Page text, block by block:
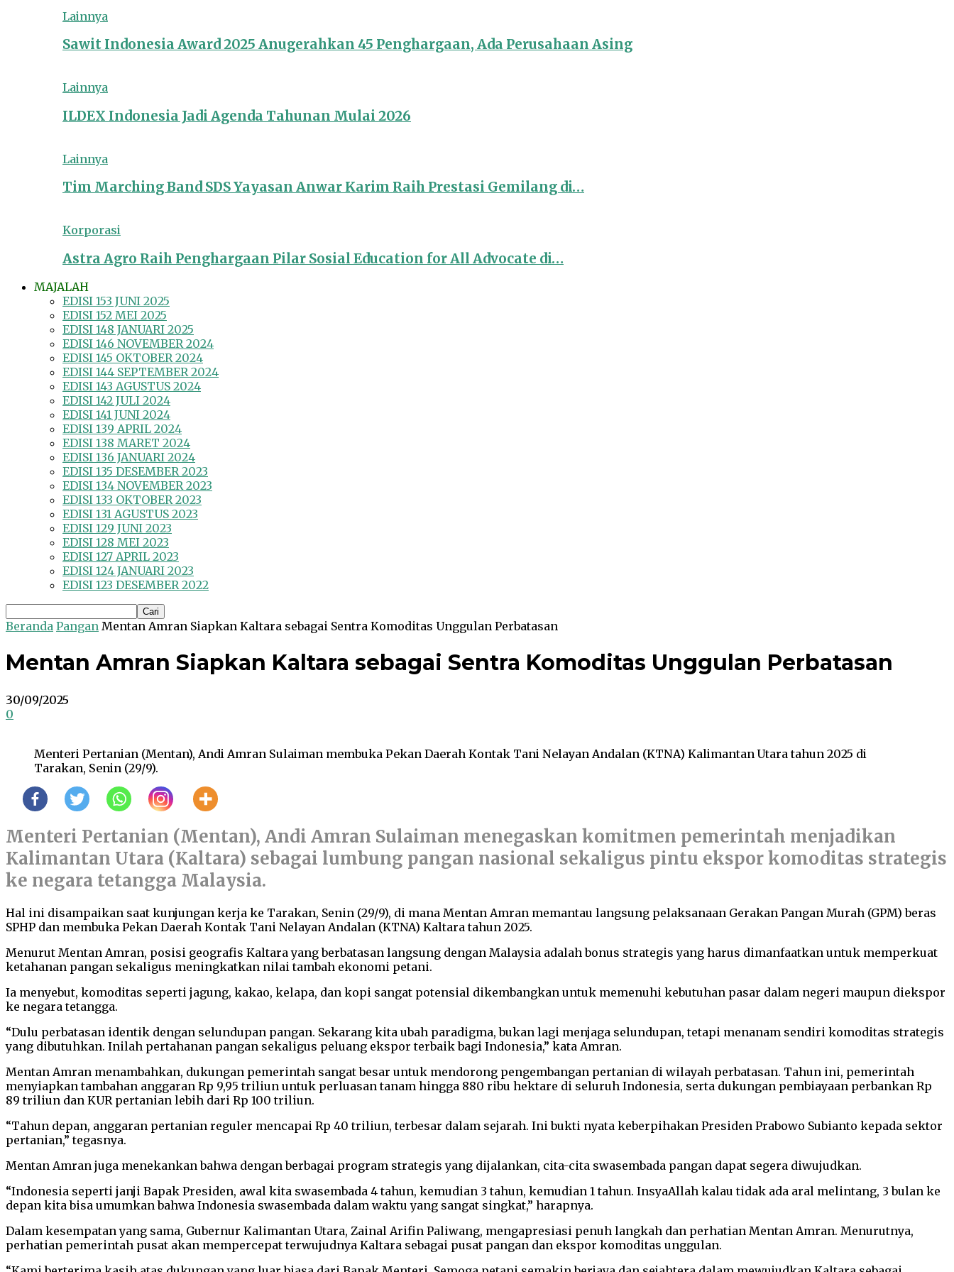
Lainnya
Sawit Indonesia Award 2025 Anugerahkan 45 Penghargaan, Ada Perusahaan Asing
Lainnya
ILDEX Indonesia Jadi Agenda Tahunan Mulai 2026
Lainnya
Tim Marching Band SDS Yayasan Anwar Karim Raih Prestasi Gemilang di…
Korporasi
Astra Agro Raih Penghargaan Pilar Sosial Education for All Advocate di…
MAJALAH
EDISI 153 JUNI 2025
EDISI 152 MEI 2025
EDISI 148 JANUARI 2025
EDISI 146 NOVEMBER 2024
EDISI 145 OKTOBER 2024
EDISI 144 SEPTEMBER 2024
EDISI 143 AGUSTUS 2024
EDISI 142 JULI 2024
EDISI 141 JUNI 2024
EDISI 139 APRIL 2024
EDISI 138 MARET 2024
EDISI 136 JANUARI 2024
EDISI 135 DESEMBER 2023
EDISI 134 NOVEMBER 2023
EDISI 133 OKTOBER 2023
EDISI 131 AGUSTUS 2023
EDISI 129 JUNI 2023
EDISI 128 MEI 2023
EDISI 127 APRIL 2023
EDISI 124 JANUARI 2023
EDISI 123 DESEMBER 2022
Beranda Pangan Mentan Amran Siapkan Kaltara sebagai Sentra Komoditas Unggulan Perbatasan
Mentan Amran Siapkan Kaltara sebagai Sentra Komoditas Unggulan Perbatasan
30/09/2025
0
Menteri Pertanian (Mentan), Andi Amran Sulaiman membuka Pekan Daerah Kontak Tani Nelayan Andalan (KTNA) Kalimantan Utara tahun 2025 di
Tarakan, Senin (29/9).
Menteri Pertanian (Mentan), Andi Amran Sulaiman menegaskan komitmen pemerintah menjadikan
Kalimantan Utara (Kaltara) sebagai lumbung pangan nasional sekaligus pintu ekspor komoditas strategis
ke negara tetangga Malaysia.
Hal ini disampaikan saat kunjungan kerja ke Tarakan, Senin (29/9), di mana Mentan Amran memantau langsung pelaksanaan Gerakan Pangan Murah (GPM) beras
SPHP dan membuka Pekan Daerah Kontak Tani Nelayan Andalan (KTNA) Kaltara tahun 2025.
Menurut Mentan Amran, posisi geografis Kaltara yang berbatasan langsung dengan Malaysia adalah bonus strategis yang harus dimanfaatkan untuk memperkuat
ketahanan pangan sekaligus meningkatkan nilai tambah ekonomi petani.
Ia menyebut, komoditas seperti jagung, kakao, kelapa, dan kopi sangat potensial dikembangkan untuk memenuhi kebutuhan pasar dalam negeri maupun diekspor
ke negara tetangga.
“Dulu perbatasan identik dengan selundupan pangan. Sekarang kita ubah paradigma, bukan lagi menjaga selundupan, tetapi menanam sendiri komoditas strategis
yang dibutuhkan. Inilah pertahanan pangan sekaligus peluang ekspor terbaik bagi Indonesia,” kata Amran.
Mentan Amran menambahkan, dukungan pemerintah sangat besar untuk mendorong pengembangan pertanian di wilayah perbatasan. Tahun ini, pemerintah
menyiapkan tambahan anggaran Rp 9,95 triliun untuk perluasan tanam hingga 880 ribu hektare di seluruh Indonesia, serta dukungan pembiayaan perbankan Rp
89 triliun dan KUR pertanian lebih dari Rp 100 triliun.
“Tahun depan, anggaran pertanian reguler mencapai Rp 40 triliun, terbesar dalam sejarah. Ini bukti nyata keberpihakan Presiden Prabowo Subianto kepada sektor
pertanian,” tegasnya.
Mentan Amran juga menekankan bahwa dengan berbagai program strategis yang dijalankan, cita-cita swasembada pangan dapat segera diwujudkan.
“Indonesia seperti janji Bapak Presiden, awal kita swasembada 4 tahun, kemudian 3 tahun, kemudian 1 tahun. InsyaAllah kalau tidak ada aral melintang, 3 bulan ke
depan kita bisa umumkan bahwa Indonesia swasembada dalam waktu yang sangat singkat,” harapnya.
Dalam kesempatan yang sama, Gubernur Kalimantan Utara, Zainal Arifin Paliwang, mengapresiasi penuh langkah dan perhatian Mentan Amran. Menurutnya,
perhatian pemerintah pusat akan mempercepat terwujudnya Kaltara sebagai pusat pangan dan ekspor komoditas unggulan.